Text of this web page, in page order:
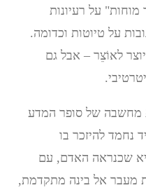
מוחות" על רעיונות
על טיוטות וכדומה.
לאוֹצֵר – אבל גם
מחשבה של סופר המדע
נחמד להיזכר בו
שכנראה האדם, עם
מעבר אל בינה מתקדמת,